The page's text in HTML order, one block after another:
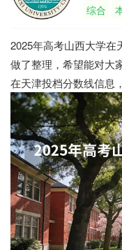
综合
2025年高考山西大学在
做了整理，希望能对大
在天津投档分数线信息